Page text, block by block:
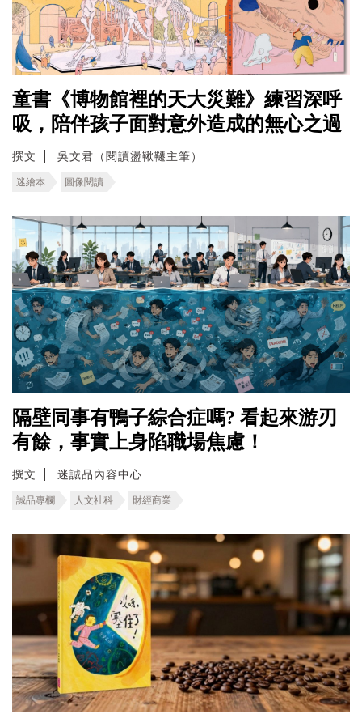
童書《博物館裡的天大災難》練習深呼
吸，陪伴孩子面對意外造成的無心之過
撰文 吳文君（閱讀盪鞦韆主筆）
迷繪本 圖像閱讀
隔壁同事有鴨子綜合症嗎? 看起來游刃
有餘，事實上身陷職場焦慮！
撰文 迷誠品內容中心
誠品專欄 人文社科 財經商業